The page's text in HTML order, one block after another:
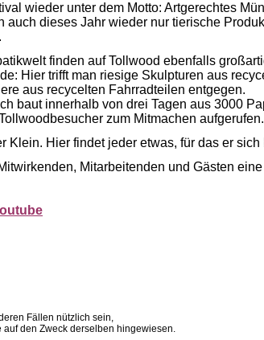
wieder unter dem Motto: Artgerechtes
auch dieses Jahr wieder nur tierische
finden auf Tollwood ebenfalls
Hier trifft man riesige Skulpturen aus
aus recycelten Fahrradteilen entgegen.
baut innerhalb von drei Tagen aus 3000
zum Mitmachen aufgerufen.
Klein. Hier findet jeder etwas, für das er
Mitarbeitenden und Gästen
Fällen nützlich sein,
den Zweck derselben hingewiesen.